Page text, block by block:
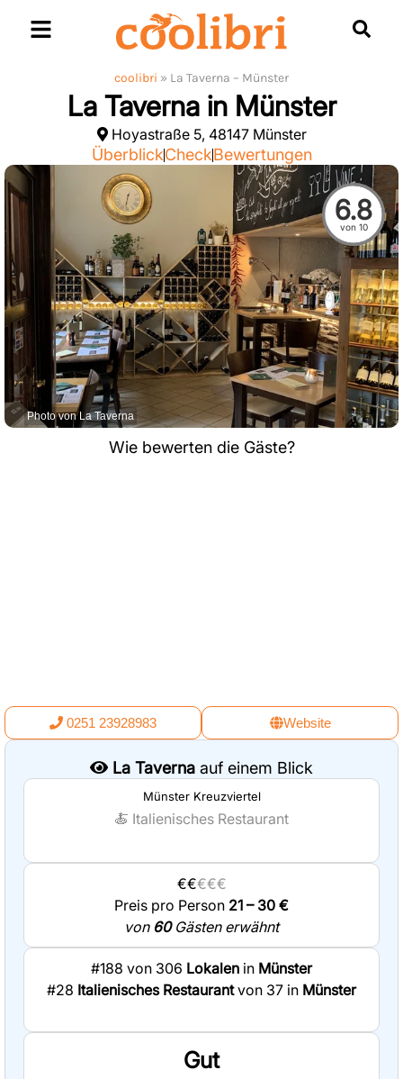
coolibri » La Taverna – Münster
La Taverna in Münster
Hoyastraße 5, 48147 Münster
ÜberblickCheckBewertungen
6.8
von 10
Photo von La Taverna
Wie bewerten die Gäste?
0251 23928983 Website
La Taverna auf einem Blick
Münster Kreuzviertel
🍝 Italienisches Restaurant
€€€€€
Preis pro Person 21 – 30 €
von 60Gästen erwähnt
#188 von 306 Lokalen in Münster
#28 Italienisches Restaurantvon 37 in Münster
Gut